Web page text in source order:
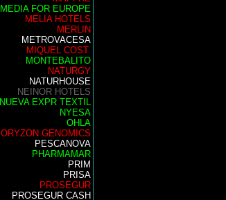
MEDIA FOR EUROPE
MELIA HOTELS
MERLIN
METROVACESA
MIQUEL COST.
MONTEBALITO
NATURGY
NATURHOUSE
NEINOR HOTELS
NUEVA EXPR TEXTIL
NYESA
OHLA
ORYZON GENOMICS
PESCANOVA
PHARMAMAR
PRIM
PRISA
PROSEGUR
PROSEGUR CASH